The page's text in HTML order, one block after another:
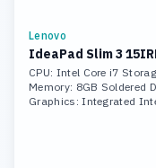
Lenovo
IdeaPad Slim 3
CPU: Intel Core i7
Memory: 8GB Soldered
Graphics: Integrated